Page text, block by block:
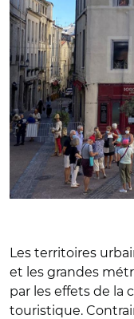
Les territoires
et les grandes
par les effets de la
touristique.